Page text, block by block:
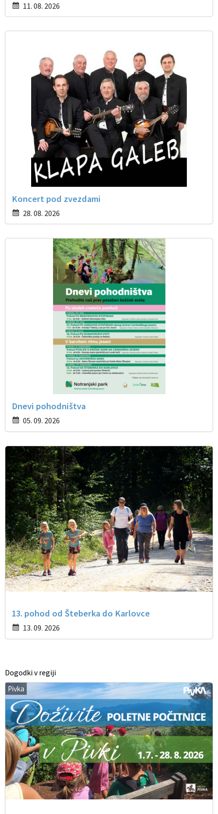
11. 08. 2026
Koncert pod zvezdami
28. 08. 2026
Dnevi pohodništva
05. 09. 2026
13. pohod od Šteberka do Karlovce
13. 09. 2026
Dogodki v regiji
Pivka